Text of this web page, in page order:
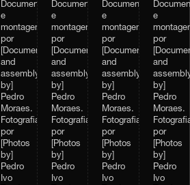
Documentação
e
montagem
por
[Documentation
and
assembly
by]
Pedro
Moraes.
Fotografias
por
[Photos
by]
Pedro
Ivo
Documentação
e
montagem
por
[Documentation
and
assembly
by]
Pedro
Moraes.
Fotografias
por
[Photos
by]
Pedro
Ivo
Documentação
e
montagem
por
[Documentation
and
assembly
by]
Pedro
Moraes.
Fotografias
por
[Photos
by]
Pedro
Ivo
e
por
and
by]
Pedro
Moraes.
por
[Photos
by]
Pedro
Ivo